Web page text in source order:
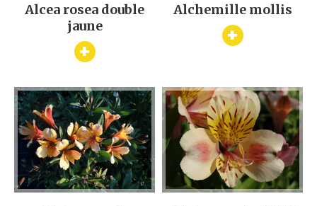
Alcea rosea double
jaune
+
Alchemille mollis
+